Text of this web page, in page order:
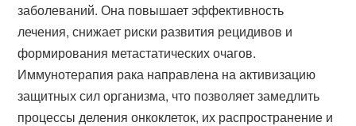
заболеваний. Она повышает эффективность
лечения, снижает риски развития рецидивов и
формирования метастатических очагов.
Иммунотерапия рака направлена на активизацию
защитных сил организма, что позволяет замедлить
процессы деления онкоклеток, их распространение и